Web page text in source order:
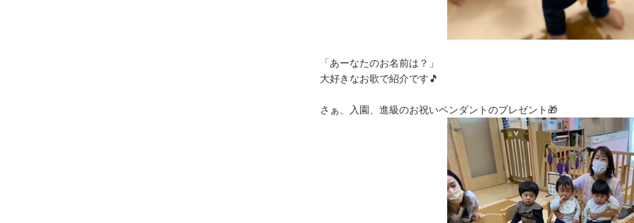
「あーなたのお名前は？」
大好きなお歌で紹介です🎵
さぁ、入園、進級のお祝いペンダントのプレゼント🎁